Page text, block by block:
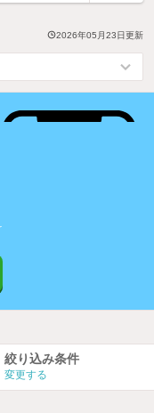
2026年05月23日更新
絞り込み条件
変更する